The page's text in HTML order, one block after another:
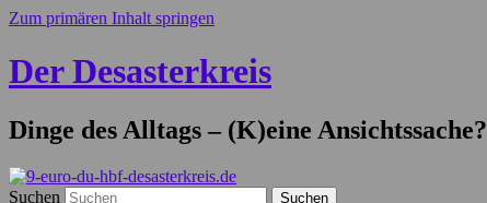
Zum primären Inhalt springen
Der Desasterkreis
Dinge des Alltags – (K)eine Ansichtssache?
Suchen